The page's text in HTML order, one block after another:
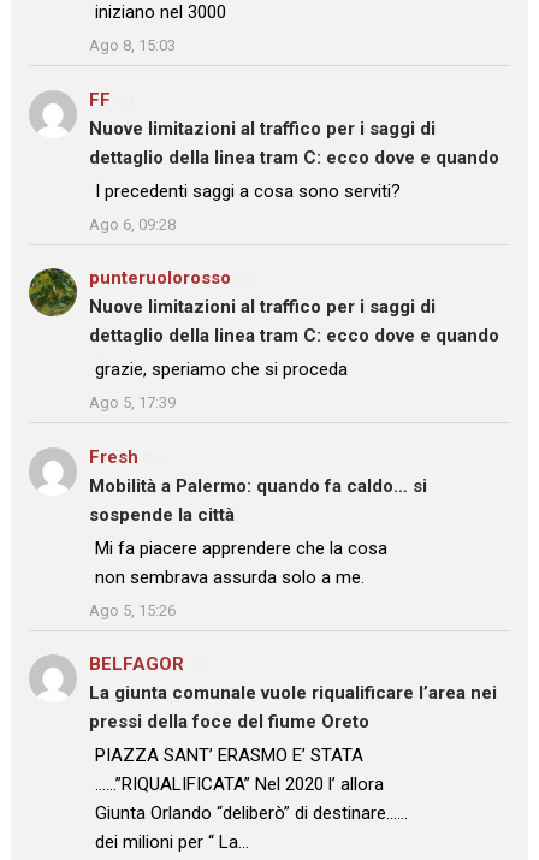
iniziano nel 3000
”
Ago 8, 15:03
FF
Nuove limitazioni al traffico per i saggi di
dettaglio della linea tram C: ecco dove e quando
: “I precedenti saggi a cosa sono serviti?
Ago 6, 09:28
punteruolorosso
Nuove limitazioni al traffico per i saggi di
dettaglio della linea tram C: ecco dove e quando
: “
grazie, speriamo che si proceda
”
Ago 5, 17:39
Fresh
Mobilità a Palermo: quando fa caldo… si
sospende la città
: “
Mi fa piacere apprendere che la cosa
non sembrava assurda solo a me.
”
Ago 5, 15:26
BELFAGOR
La giunta comunale vuole riqualificare l’area nei
pressi della foce del fiume Oreto
: “PIAZZA SANT’ ERASMO E’ STATA
……”RIQUALIFICATA” Nel 2020 l’ allora
Giunta Orlando “deliberò” di destinare……
dei milioni per “ La…
”